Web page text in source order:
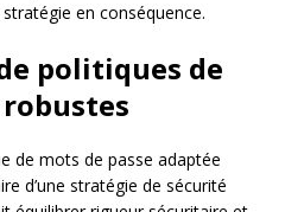
en conséquence.
politiques de
de mots de passe adaptée
d’une stratégie de sécurité